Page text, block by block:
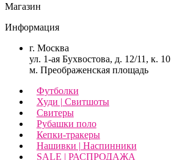
Магазин
Информация
г. Москва
ул. 1-ая Бухвостова, д. 12/11, к. 10
м. Преображенская площадь
Футболки
Худи | Свитшоты
Свитеры
Рубашки поло
Кепки-тракеры
Нашивки | Наспинники
SALE | РАСПРОДАЖА